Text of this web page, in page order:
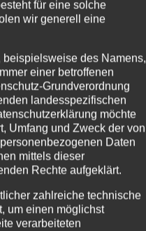
für eine solche
wir generell eine
des Namens,
einer betroffenen
Grundverordnung
landesspezifischen
möchte
Umfang und Zweck der von
Daten
mittels dieser
Rechte aufgeklärt.
zahlreiche technische
um einen möglichst
verarbeiteten